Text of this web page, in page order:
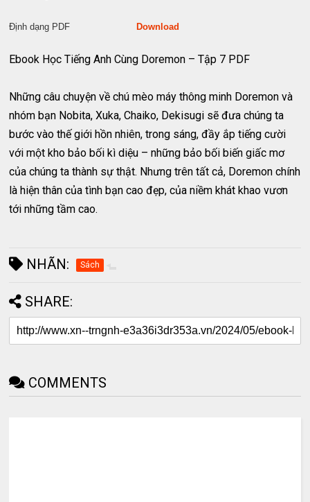
Định dạng PDF Download
Ebook Học Tiếng Anh Cùng Doremon – Tập 7 PDF
Những câu chuyện về chú mèo máy thông minh Doremon và
nhóm bạn Nobita, Xuka, Chaiko, Dekisugi sẽ đưa chúng ta
bước vào thế giới hồn nhiên, trong sáng, đầy ắp tiếng cười
với một kho bảo bối kì diệu – những bảo bối biến giấc mơ
của chúng ta thành sự thật. Nhưng trên tất cả, Doremon chính
là hiện thân của tình bạn cao đẹp, của niềm khát khao vươn
tới những tầm cao.
NHÃN: Sách
SHARE:
COMMENTS